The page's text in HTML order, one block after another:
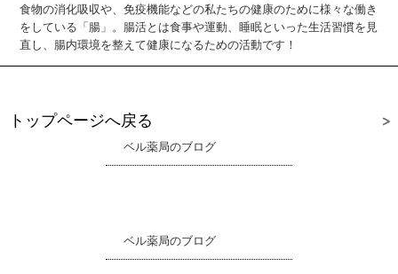
食物の消化吸収や、免疫機能などの私たちの健康のために様々な働き
をしている「腸」。腸活とは食事や運動、睡眠といった生活習慣を見
直し、腸内環境を整えて健康になるための活動です！
トップページへ戻る
ベル薬局のブログ
ベル薬局のブログ